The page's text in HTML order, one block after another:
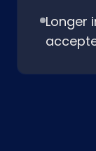
Longer